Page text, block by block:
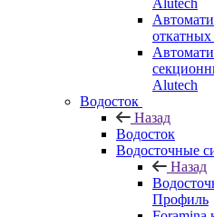
Alutech
Alutech
Водосток
Назад
Водосток
Водосточные
Назад
Профиль